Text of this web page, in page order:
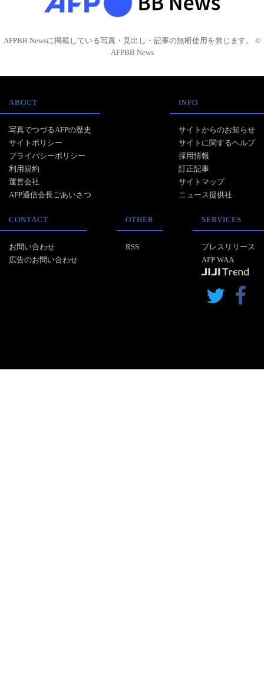
AFPBB Newsに掲載している写真・見出し・記事の無断使用を禁じます。 ©
AFPBB News
ABOUT
写真でつづるAFPの歴史
サイトポリシー
プライバシーポリシー
利用規約
運営会社
AFP通信会長ごあいさつ
INFO
サイトからのお知らせ
サイトに関するヘルプ
採用情報
訂正記事
サイトマップ
ニュース提供社
CONTACT
お問い合わせ
広告のお問い合わせ
OTHER
RSS
SERVICES
プレスリリース
AFP WAA